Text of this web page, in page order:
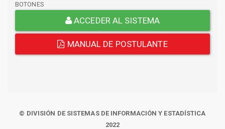
BOTONES
ACCEDER AL SISTEMA
MANUAL DE POSTULANTE
© DIVISIÓN DE SISTEMAS DE INFORMACIÓN Y ESTADÍSTICA
2022